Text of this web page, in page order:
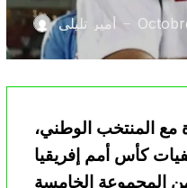
أمير تليلي —
عيسى ماندي عن فرحته بوصوله إلى 100 مباراة مع المنتخب الوطني،
كأس أمم إفريقيا